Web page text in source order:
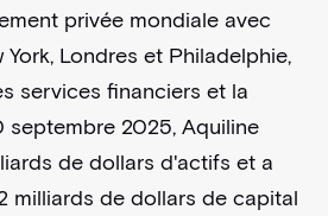
privée mondiale avec
Londres et Philadelphie,
services financiers et la
2025, Aquiline
de dollars d'actifs et a
milliards de dollars de capital